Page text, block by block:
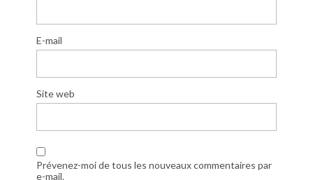
E-mail
Site web
Prévenez-moi de tous les nouveaux commentaires par
e-mail.